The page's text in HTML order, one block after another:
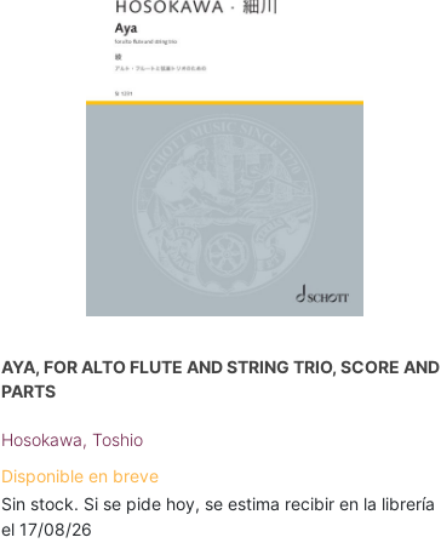
AYA, FOR ALTO FLUTE AND STRING TRIO, SCORE AND
PARTS
Hosokawa, Toshio
Disponible en breve
Sin stock. Si se pide hoy, se estima recibir en la librería
el 17/08/26